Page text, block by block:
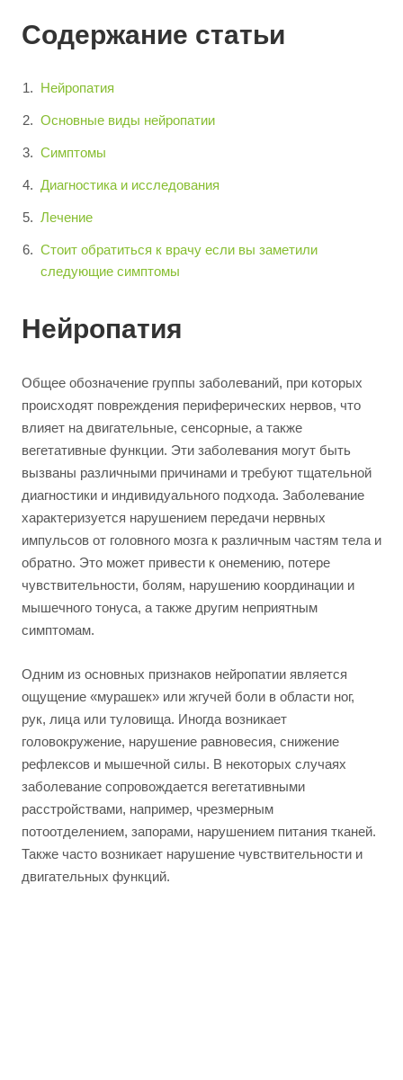
Содержание статьи
Нейропатия
Основные виды нейропатии
Симптомы
Диагностика и исследования
Лечение
Стоит обратиться к врачу если вы заметили
следующие симптомы
Нейропатия
Общее обозначение группы заболеваний, при которых
происходят повреждения периферических нервов, что
влияет на двигательные, сенсорные, а также
вегетативные функции. Эти заболевания могут быть
вызваны различными причинами и требуют тщательной
диагностики и индивидуального подхода. Заболевание
характеризуется нарушением передачи нервных
импульсов от головного мозга к различным частям тела и
обратно. Это может привести к онемению, потере
чувствительности, болям, нарушению координации и
мышечного тонуса, а также другим неприятным
симптомам.
Одним из основных признаков нейропатии является
ощущение «мурашек» или жгучей боли в области ног,
рук, лица или туловища. Иногда возникает
головокружение, нарушение равновесия, снижение
рефлексов и мышечной силы. В некоторых случаях
заболевание сопровождается вегетативными
расстройствами, например, чрезмерным
потоотделением, запорами, нарушением питания тканей.
Также часто возникает нарушение чувствительности и
двигательных функций.